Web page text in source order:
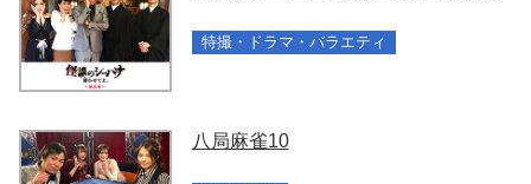
特撮・ドラマ・バラエティ
八局麻雀10